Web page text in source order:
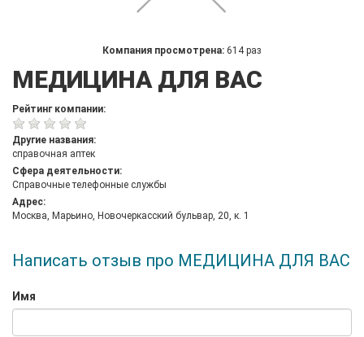
Компания просмотрена: 614 раз
МЕДИЦИНА ДЛЯ ВАС
Рейтинг компании:
Другие названия:
справочная аптек
Сфера деятельности:
Справочные телефонные службы
Адрес:
Москва, Марьино, Новочеркасский бульвар, 20, к. 1
Написать отзыв про МЕДИЦИНА ДЛЯ ВАС
Имя